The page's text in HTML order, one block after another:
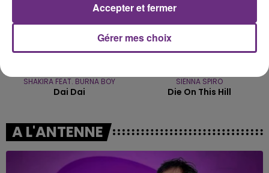
SHAKIRA FEAT. BURNA BOY
Dai Dai
SIENNA SPIRO
Die On This Hill
A L'ANTENNE
Gérer mes choix
Accepter et fermer